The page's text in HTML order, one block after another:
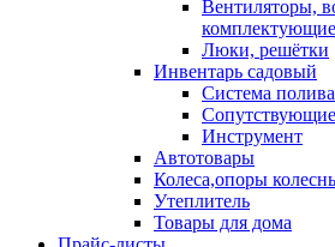
Вентиляторы,
комплектующие
Люки, решётки
Инвентарь садовый
Система полива
Инструмент
Автотовары
Колеса,опоры
Утеплитель
Товары для дома